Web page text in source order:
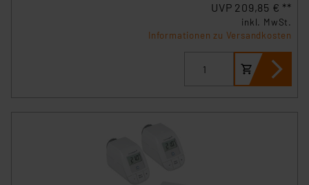
UVP 209,85 € **
inkl. MwSt.
Informationen zu Versandkosten